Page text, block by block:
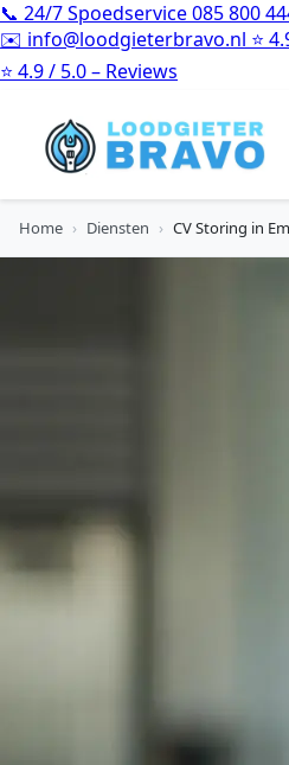
📞 24/7 Spoedservice085 800
✉️ info@loodgieterbravo.nl ⭐
⭐ 4.9 / 5.0 – Reviews
Home › Diensten › CV Storing in